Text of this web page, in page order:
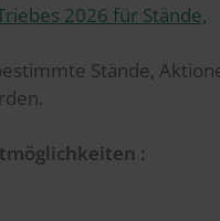
2026 für Stände,
Stände,
: